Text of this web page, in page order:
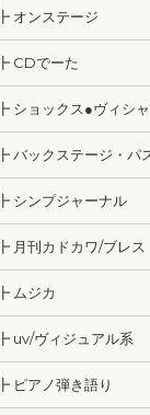
┣ オンステージ
┣ CDでーた
┣ ショックス●ヴィシ
┣ バックステージ・パ
┣ シンプジャーナル
┣ 月刊カドカワ/ブレス
┣ ムジカ
┣ uv/ヴィジュアル系
┣ ピアノ弾き語り